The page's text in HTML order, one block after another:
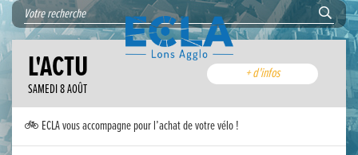
L'ACTU
SAMEDI 8 AOÛT
+ d'infos
🚲 ECLA vous accompagne pour l’achat de votre vélo !